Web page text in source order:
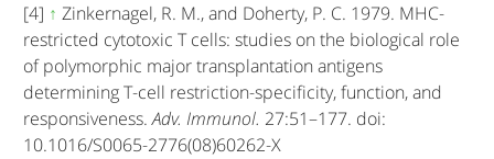
[4] ↑ Zinkernagel, R. M., and Doherty, P. C. 1979. MHC-
restricted cytotoxic T cells: studies on the biological role
of polymorphic major transplantation antigens
determining T-cell restriction-specificity, function, and
responsiveness.Adv. Immunol. 27:51–177. doi:
10.1016/S0065-2776(08)60262-X